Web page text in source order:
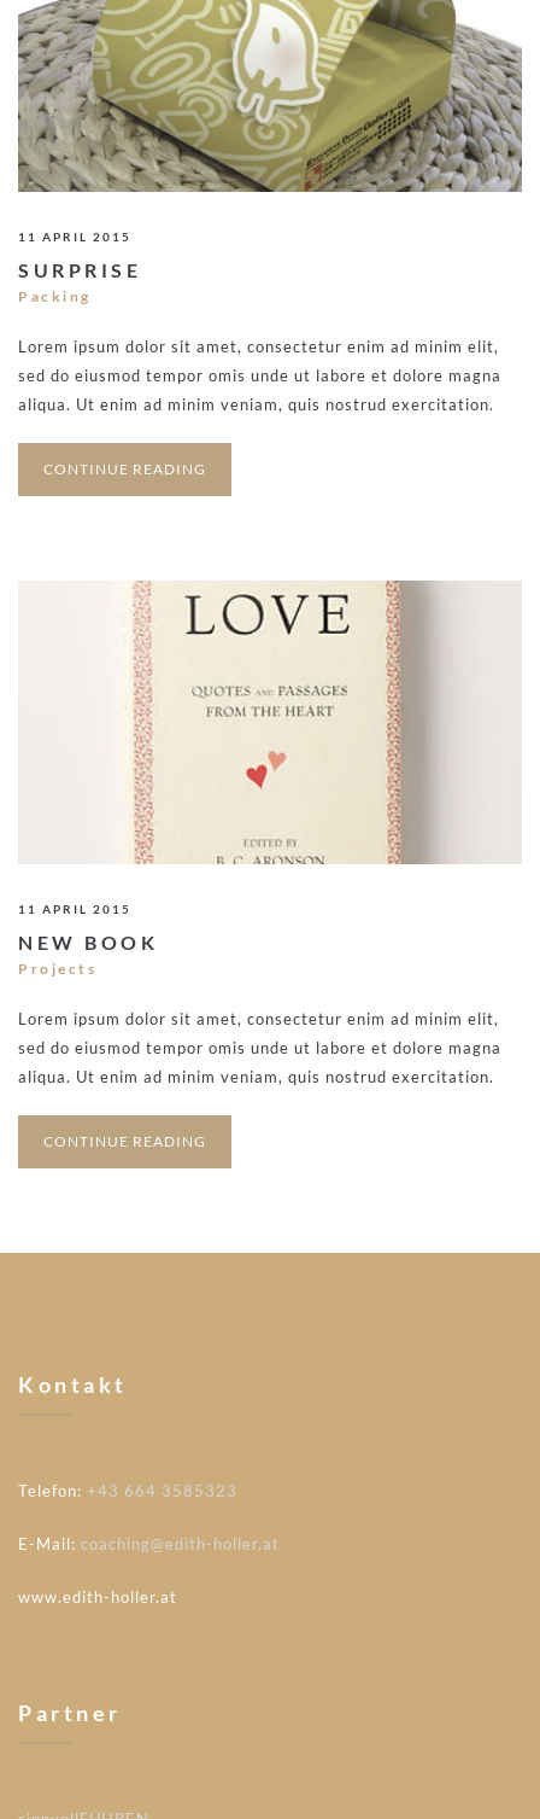
11 APRIL 2015
SURPRISE
Packing
Lorem ipsum dolor sit amet, consectetur enim ad minim elit,
sed do eiusmod tempor omis unde ut labore et dolore magna
aliqua. Ut enim ad minim veniam, quis nostrud exercitation.
CONTINUE READING
11 APRIL 2015
NEW BOOK
Projects
Lorem ipsum dolor sit amet, consectetur enim ad minim elit,
sed do eiusmod tempor omis unde ut labore et dolore magna
aliqua. Ut enim ad minim veniam, quis nostrud exercitation.
CONTINUE READING
Kontakt
Telefon: +43 664 3585323
E-Mail: coaching@edith-holler.at
www.edith-holler.at
Partner